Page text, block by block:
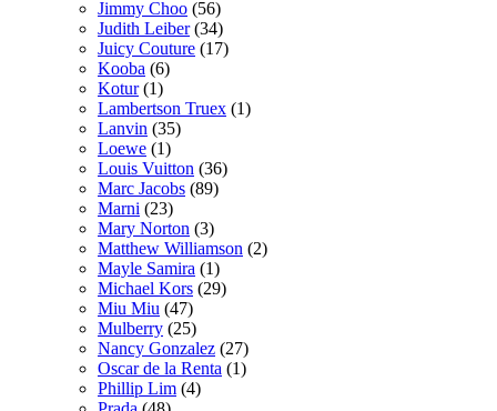
Jimmy Choo (56)
Judith Leiber(34)
Juicy Couture (17)
Kooba (6)
Kotur(1)
Lambertson Truex (1)
Lanvin (35)
Loewe (1)
Louis Vuitton (36)
Marc Jacobs (89)
Marni (23)
Mary Norton (3)
Matthew Williamson (2)
Mayle Samira (1)
Michael Kors (29)
Miu Miu (47)
Mulberry (25)
Nancy Gonzalez (27)
Oscar de la Renta (1)
Phillip Lim (4)